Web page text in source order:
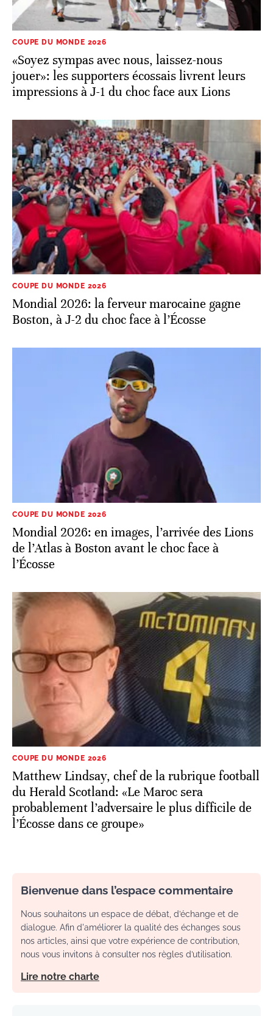
COUPE DU MONDE 2026
«Soyez sympas avec nous, laissez-nous
jouer»: les supporters écossais livrent leurs
impressions à J-1 du choc face aux Lions
COUPE DU MONDE 2026
Mondial 2026: la ferveur marocaine gagne
Boston, à J-2 du choc face à l’Écosse
COUPE DU MONDE 2026
Mondial 2026: en images, l’arrivée des Lions
de l’Atlas à Boston avant le choc face à
l’Écosse
COUPE DU MONDE 2026
Matthew Lindsay, chef de la rubrique football
du Herald Scotland: «Le Maroc sera
probablement l’adversaire le plus difficile de
l’Écosse dans ce groupe»
Bienvenue dans l’espace commentaire
Nous souhaitons un espace de débat, d’échange et de
dialogue. Afin d'améliorer la qualité des échanges sous
nos articles, ainsi que votre expérience de contribution,
nous vous invitons à consulter nos règles d’utilisation.
Lire notre charte